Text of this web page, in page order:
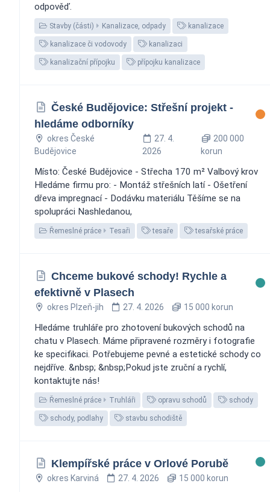
odpověď.
Stavby (části) Kanalizace, odpady kanalizace
kanalizace či vodovody kanalizaci
kanalizační přípojku přípojku kanalizace
České Budějovice: Střešní projekt -
hledáme odborníky
okres České
Budějovice
27. 4.
2026
200 000
korun
Místo: České Budějovice - Střecha 170 m² Valbový krov
Hledáme firmu pro: - Montáž střešních latí - Ošetření
dřeva impregnací - Dodávku materiálu Těšíme se na
spolupráci Nashledanou,
Řemeslné práce Tesaři tesaře tesařské práce
Chceme bukové schody! Rychle a
efektivně v Plasech
okres Plzeň-jih 27. 4. 2026 15 000 korun
Hledáme truhláře pro zhotovení bukových schodů na
chatu v Plasech. Máme připravené rozměry i fotografie
ke specifikaci. Potřebujeme pevné a estetické schody co
nejdříve. &nbsp; &nbsp;Pokud jste zruční a rychlí,
kontaktujte nás!
Řemeslné práce Truhláři opravu schodů schody
schody, podlahy stavbu schodiště
Klempířské práce v Orlové Porubě ️
okres Karviná 27. 4. 2026 15 000 korun